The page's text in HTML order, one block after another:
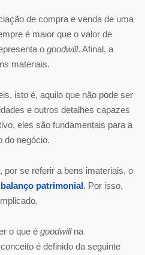
de compra e venda de uma
é maior que o valor de
o goodwill. Afinal, a
materiais.
isto é, aquilo que não pode ser
e outros detalhes capazes
eles são fundamentais para a
do negócio.
por se referir a bens imateriais, o
balanço patrimonial. Por isso,
o que é goodwill na
é definido da seguinte